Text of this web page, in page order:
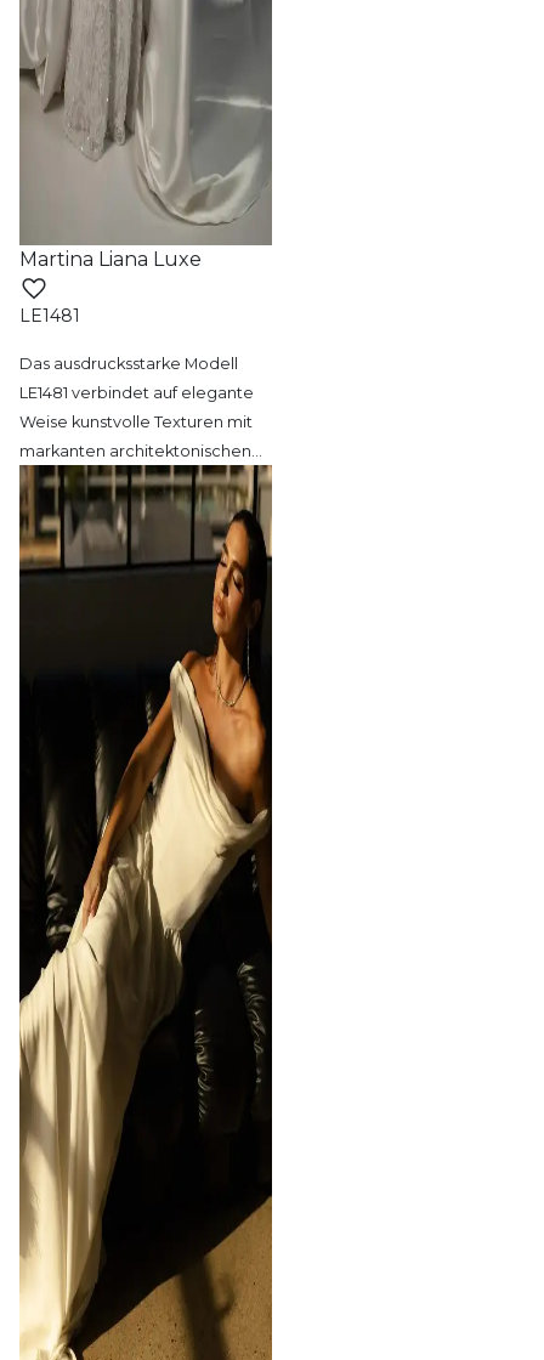
Martina Liana Luxe
LE1481
Das ausdrucksstarke Modell
LE1481 verbindet auf elegante
Weise kunstvolle Texturen mit
markanten architektonischen